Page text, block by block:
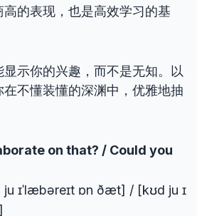
的表现，也是高效学习的基
示你的兴趣，而不是无知。以
不懂装懂的深渊中，优雅地抽
on that? / Could you
ju ɪˈlæbəreɪt ɒn ðæt] / [kʊd ju ɪ